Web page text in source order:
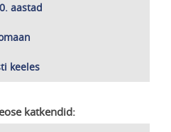
aastad
keeles
katkendid: